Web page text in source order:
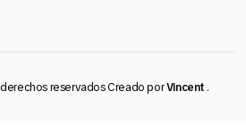
reservados Creado porVincent .